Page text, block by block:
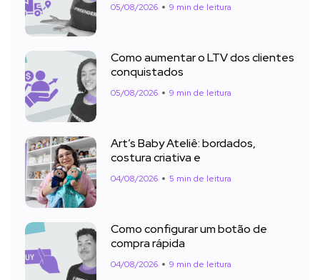
05/08/2026 9 min de leitura
Como aumentar o LTV dos clientes
conquistados
05/08/2026 9 min de leitura
Art’s Baby Ateliê: bordados,
costura criativa e
04/08/2026 5 min de leitura
Como configurar um botão de
compra rápida
04/08/2026 9 min de leitura